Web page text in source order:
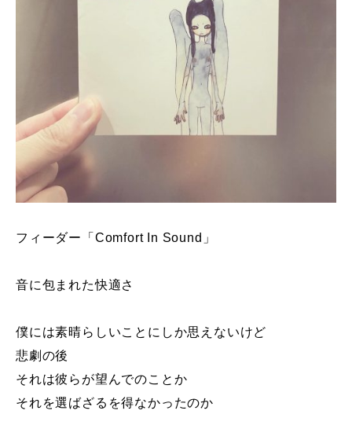
フィーダー「Comfort In Sound」
音に包まれた快適さ
僕には素晴らしいことにしか思えないけど
悲劇の後
それは彼らが望んでのことか
それを選ばざるを得なかったのか